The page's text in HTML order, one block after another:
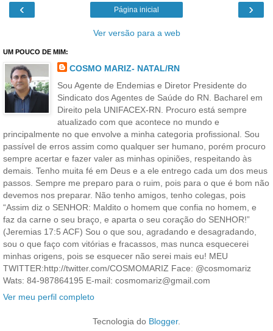
‹ ›
Página inicial
Ver versão para a web
UM POUCO DE MIM:
COSMO MARIZ- NATAL/RN
Sou Agente de Endemias e Diretor Presidente do
Sindicato dos Agentes de Saúde do RN. Bacharel em
Direito pela UNIFACEX-RN. Procuro está sempre
atualizado com que acontece no mundo e
principalmente no que envolve a minha categoria profissional. Sou
passível de erros assim como qualquer ser humano, porém procuro
sempre acertar e fazer valer as minhas opiniões, respeitando às
demais. Tenho muita fé em Deus e a ele entrego cada um dos meus
passos. Sempre me preparo para o ruim, pois para o que é bom não
devemos nos preparar. Não tenho amigos, tenho colegas, pois
“Assim diz o SENHOR: Maldito o homem que confia no homem, e
faz da carne o seu braço, e aparta o seu coração do SENHOR!”
(Jeremias 17:5 ACF) Sou o que sou, agradando e desagradando,
sou o que faço com vitórias e fracassos, mas nunca esquecerei
minhas origens, pois se esquecer não serei mais eu! MEU
TWITTER:http://twitter.com/COSMOMARIZ Face: @cosmomariz
Wats: 84-987864195 E-mail: cosmomariz@gmail.com
Ver meu perfil completo
Tecnologia do Blogger.